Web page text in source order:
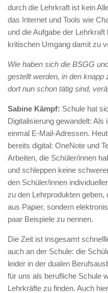
durch die Lehrkraft ist kein
das Internet und Tools wie
und die Aufgabe der
kritischen Umgang damit zu
Wie haben sich die BSGG
gestellt werden, in den knapp
dort nun schon tätig sind,
Sabine Kämpf: Schule hat
Digitalisierung gewandelt:
einmal E-Mail-Adressen.
bereits digital: OneNote und
Arbeiten, die Schüler/innen
und schleppen keine
den Schüler/innen
zu den Lehrprodukten
aus Papier, sondern
paar Beispiele zu nennen.
Die Zeit ist insgesamt
auch an der Schule: die
leider in der dualen
für uns als berufliche Schule
Lehrkräfte zu finden. Auch